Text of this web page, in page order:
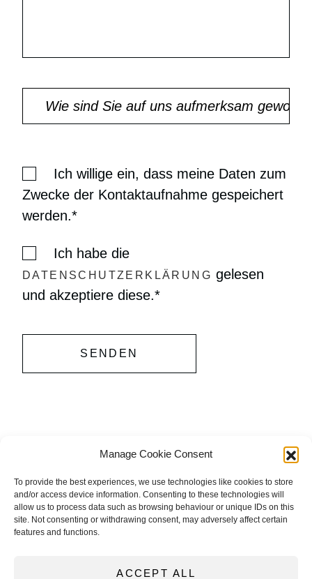
Manage Cookie Consent
To provide the best experiences, we use technologies like cookies to store
and/or access device information. Consenting to these technologies will
allow us to process data such as browsing behaviour or unique IDs on this
site. Not consenting or withdrawing consent, may adversely affect certain
features and functions.
ACCEPT ALL
Ich willige ein, dass meine Daten zum
Zwecke der Kontaktaufnahme gespeichert
werden.*
Ich habe die
DATENSCHUTZERKLÄRUNG gelesen
und akzeptiere diese.​*